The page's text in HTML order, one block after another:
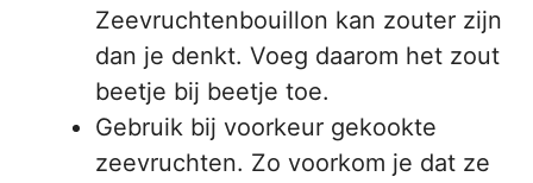
Zeevruchtenbouillon kan zouter zijn
dan je denkt. Voeg daarom het zout
beetje bij beetje toe.
Gebruik bij voorkeur gekookte
zeevruchten. Zo voorkom je dat ze